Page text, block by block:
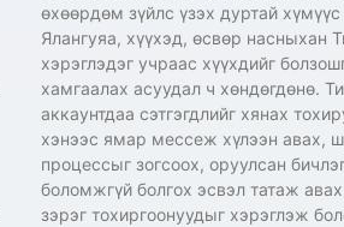
өхөөрдөм зүйлс үзэх дуртай
Ялангуяа, хүүхэд, өсвөр насныхан
хэрэглэдэг учраас хүүхдийг
хамгаалах асуудал ч хөндөгдөнө.
аккаунтдаа сэтгэгдлийг хянах
хэнээс ямар мессеж хүлээн авах,
процессыг зогсоох, оруулсан
боломжгүй болгох эсвэл татаж
зэрэг тохиргоонуудыг хэрэглэж